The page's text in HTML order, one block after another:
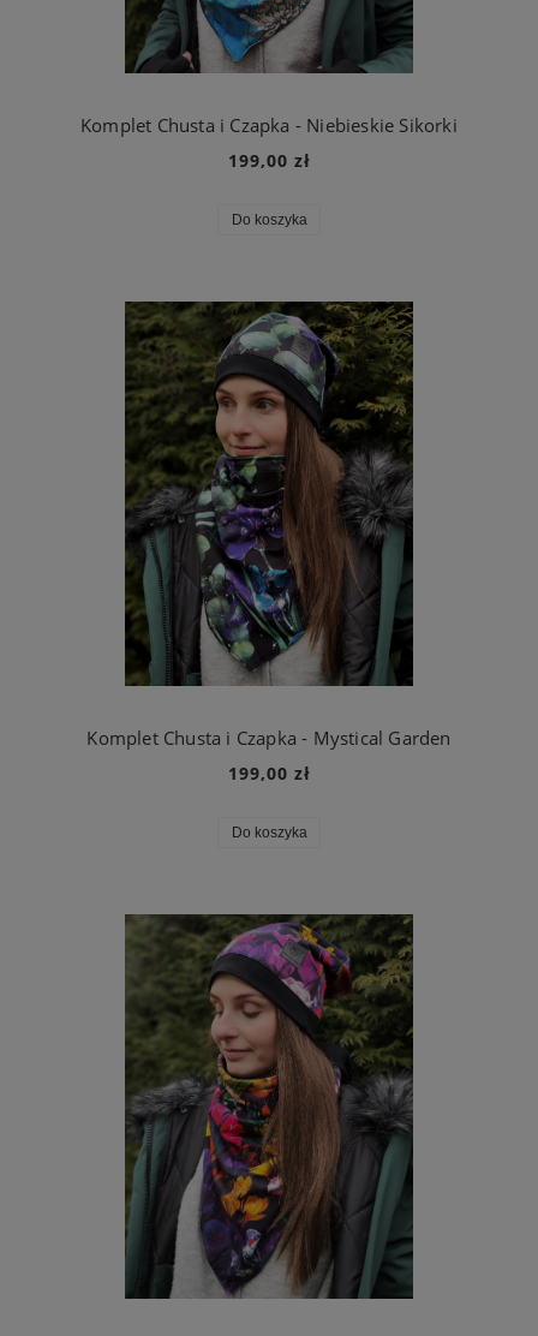
Komplet Chusta i Czapka - Niebieskie Sikorki
199,00 zł
Do koszyka
Komplet Chusta i Czapka - Mystical Garden
199,00 zł
Do koszyka